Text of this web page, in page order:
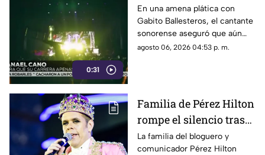
0:31
apenas está
empezando
En una amena plática con
Gabito Ballesteros, el cantante
sonorense aseguró que aún
tiene un largo camino por
agosto 06, 2026 04:53 p. m.
Familia de Pérez Hilton
rompe el silencio tras
incidente en vivo
La familia del bloguero y
comunicador Pérez Hilton